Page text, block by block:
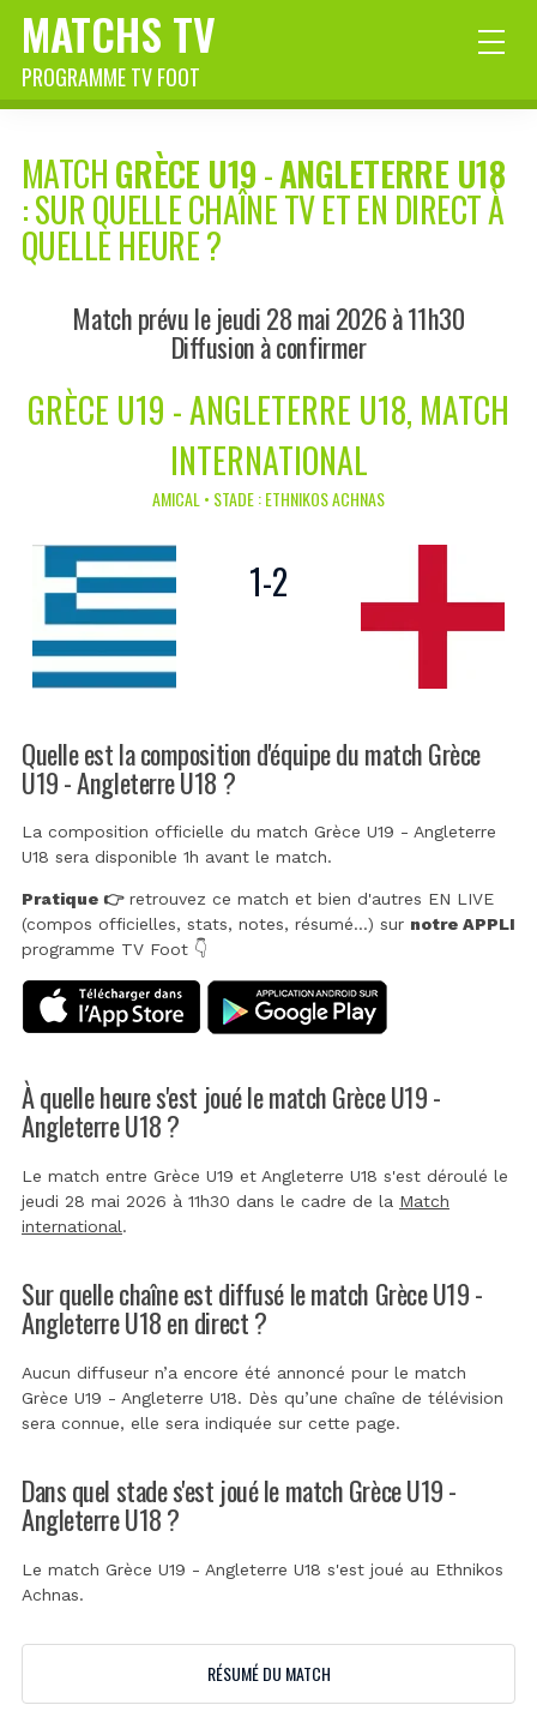
MATCHS TV
PROGRAMME TV FOOT
MATCHGRÈCE U19-ANGLETERRE U18
: SUR QUELLE CHAÎNE TV ET EN DIRECT À
QUELLE HEURE ?
Match prévu le jeudi 28 mai 2026 à 11h30
Diffusion à confirmer
GRÈCE U19 - ANGLETERRE U18, MATCH
INTERNATIONAL
AMICAL • STADE : ETHNIKOS ACHNAS
1-2
Quelle est la composition d'équipe du match Grèce
U19 - Angleterre U18 ?
La composition officielle du match Grèce U19 - Angleterre
U18 sera disponible 1h avant le match.
Pratique 👉retrouvez ce match et bien d'autres EN LIVE
(compos officielles, stats, notes, résumé...) sur notre APPLI
programme TV Foot 👇
À quelle heure s'est joué le match Grèce U19 -
Angleterre U18 ?
Le match entre Grèce U19 et Angleterre U18 s'est déroulé le
jeudi 28 mai 2026 à 11h30 dans le cadre de la Match
international.
Sur quelle chaîne est diffusé le match Grèce U19 -
Angleterre U18 en direct ?
Aucun diffuseur n’a encore été annoncé pour le match
Grèce U19 - Angleterre U18. Dès qu’une chaîne de télévision
sera connue, elle sera indiquée sur cette page.
Dans quel stade s'est joué le match Grèce U19 -
Angleterre U18 ?
Le match Grèce U19 - Angleterre U18 s'est joué au Ethnikos
Achnas.
RÉSUMÉ DU MATCH